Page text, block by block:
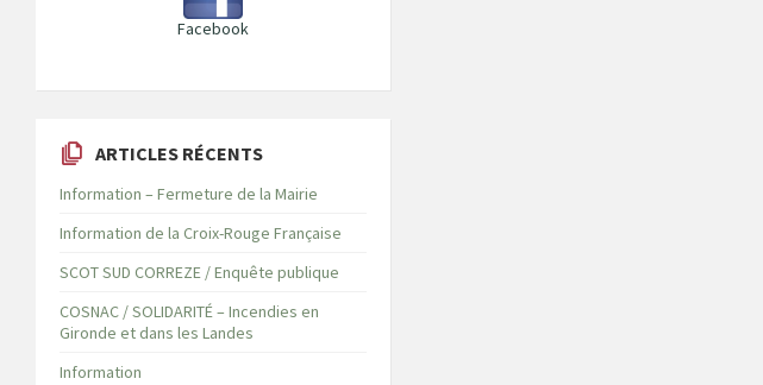
Facebook
ARTICLES RÉCENTS
Information – Fermeture de la Mairie
Information de la Croix-Rouge Française
SCOT SUD CORREZE / Enquête publique
COSNAC / SOLIDARITÉ – Incendies en
Gironde et dans les Landes
Information